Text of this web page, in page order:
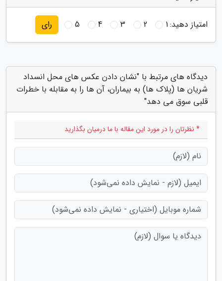
امتیاز دهید:1
2
3
4
5 رای
دیدگاه های مرتبط با "نشان دادن عکس های محل انسداد
شریان ها (پلاک ها) به بیماران، آن ها را به مقابله با خطرات
قلبی سوق می دهد"
* نظرتان را در مورد این مقاله با ما درمیان بگذارید